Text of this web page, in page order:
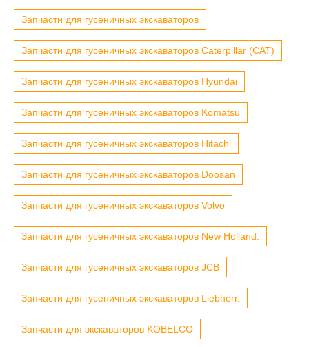
Запчасти для гусеничных экскаваторов
Запчасти для гусеничных экскаваторов Caterpillar (CAT)
Запчасти для гусеничных экскаваторов Hyundai
Запчасти для гусеничных экскаваторов Komatsu
Запчасти для гусеничных экскаваторов Hitachi
Запчасти для гусеничных экскаваторов Doosan
Запчасти для гусеничных экскаваторов Volvo
Запчасти для гусеничных экскаваторов New Holland.
Запчасти для гусеничных экскаваторов JCB
Запчасти для гусеничных экскаваторов Liebherr.
Запчасти для экскаваторов KOBELCO